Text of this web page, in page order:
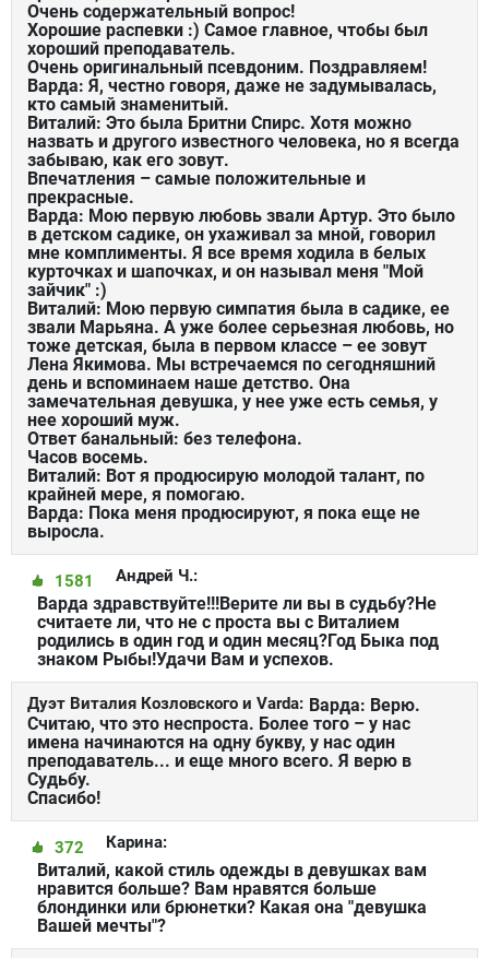
Очень содержательный вопрос!
Хорошие распевки :) Самое главное, чтобы был
хороший преподаватель.
Очень оригинальный псевдоним. Поздравляем!
Варда: Я, честно говоря, даже не задумывалась,
кто самый знаменитый.
Виталий: Это была Бритни Спирс. Хотя можно
назвать и другого известного человека, но я всегда
забываю, как его зовут.
Впечатления – самые положительные и
прекрасные.
Варда: Мою первую любовь звали Артур. Это было
в детском садике, он ухаживал за мной, говорил
мне комплименты. Я все время ходила в белых
курточках и шапочках, и он называл меня "Мой
зайчик" :)
Виталий: Мою первую симпатия была в садике, ее
звали Марьяна. А уже более серьезная любовь, но
тоже детская, была в первом классе – ее зовут
Лена Якимова. Мы встречаемся по сегодняшний
день и вспоминаем наше детство. Она
замечательная девушка, у нее уже есть семья, у
нее хороший муж.
Ответ банальный: без телефона.
Часов восемь.
Виталий: Вот я продюсирую молодой талант, по
крайней мере, я помогаю.
Варда: Пока меня продюсируют, я пока еще не
выросла.
Андрей Ч.:
1581
Варда здравствуйте!!!Верите ли вы в судьбу?Не
считаете ли, что не с проста вы с Виталием
родились в один год и один месяц?Год Быка под
знаком Рыбы!Удачи Вам и успехов.
Дуэт Виталия Козловского и Varda: Варда: Верю.
Считаю, что это неспроста. Более того – у нас
имена начинаются на одну букву, у нас один
преподаватель... и еще много всего. Я верю в
Судьбу.
Спасибо!
Карина:
372
Виталий, какой стиль одежды в девушках вам
нравится больше? Вам нравятся больше
блондинки или брюнетки? Какая она "девушка
Вашей мечты"?